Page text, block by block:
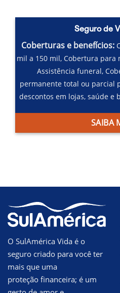
Seguro de
Coberturas e benefícios:
mil a 150 mil, Cobertura para
Assistência funeral,
permanente total ou parcial
descontos em lojas, saúde e
SAIBA
O SulAmérica Vida é o
seguro criado para você ter
mais que uma
proteção financeira; é um